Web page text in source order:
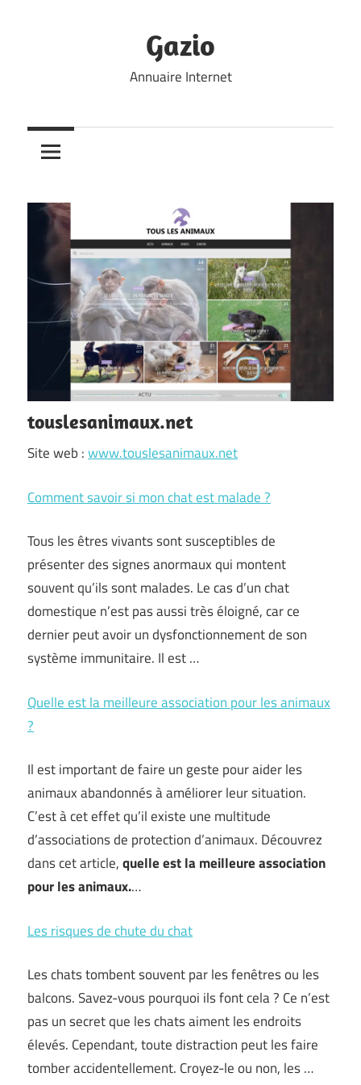
Gazio
Annuaire Internet
touslesanimaux.net
Site web :www.touslesanimaux.net
Comment savoir si mon chat est malade ?
Tous les êtres vivants sont susceptibles de
présenter des signes anormaux qui montent
souvent qu’ils sont malades. Le cas d’un chat
domestique n’est pas aussi très éloigné, car ce
dernier peut avoir un dysfonctionnement de son
système immunitaire. Il est …
Quelle est la meilleure association pour les animaux
?
Il est important de faire un geste pour aider les
animaux abandonnés à améliorer leur situation.
C’est à cet effet qu’il existe une multitude
d’associations de protection d’animaux. Découvrez
dans cet article,quelle est la meilleure association
pour les animaux.…
Les risques de chute du chat
Les chats tombent souvent par les fenêtres ou les
balcons. Savez-vous pourquoi ils font cela ? Ce n’est
pas un secret que les chats aiment les endroits
élevés. Cependant, toute distraction peut les faire
tomber accidentellement. Croyez-le ou non, les …